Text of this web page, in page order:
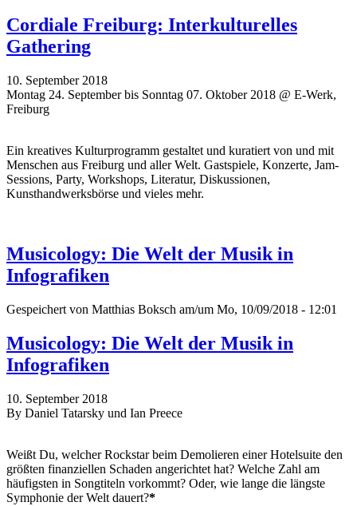
Cordiale Freiburg: Interkulturelles
Gathering
10. September 2018
Montag 24. September bis Sonntag 07. Oktober 2018 @ E-Werk,
Freiburg
Ein kreatives Kulturprogramm gestaltet und kuratiert von und mit
Menschen aus Freiburg und aller Welt. Gastspiele, Konzerte, Jam-
Sessions, Party, Workshops, Literatur, Diskussionen,
Kunsthandwerksbörse und vieles mehr.
Musicology: Die Welt der Musik in
Infografiken
Gespeichert von Matthias Boksch am/um Mo, 10/09/2018 - 12:01
Musicology: Die Welt der Musik in
Infografiken
10. September 2018
By Daniel Tatarsky und Ian Preece
Weißt Du, welcher Rockstar beim Demolieren einer Hotelsuite den
größten finanziellen Schaden angerichtet hat? Welche Zahl am
häufigsten in Songtiteln vorkommt? Oder, wie lange die längste
Symphonie der Welt dauert?*